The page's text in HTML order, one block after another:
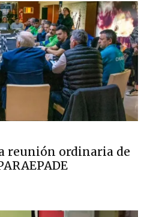
reunión ordinaria de